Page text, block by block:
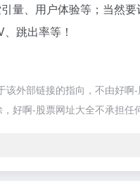
量、用户体验等；当然
跳出率等！
外部链接的指向，不由好
好啊-股票网址大全不承担任